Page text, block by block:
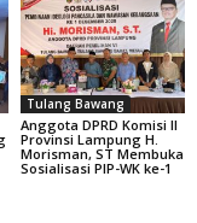
Tulang Bawang
Anggota DPRD Komisi II
Provinsi Lampung H.
Morisman, ST Membuka
Sosialisasi PIP-WK ke-1